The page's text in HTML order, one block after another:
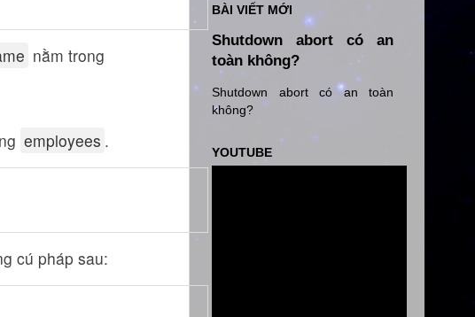
nằm trong
employees .
cú pháp sau:
BÀI VIẾT MỚI
Shutdown abort có an
toàn không?
Shutdown abort có an toàn
không?
YOUTUBE